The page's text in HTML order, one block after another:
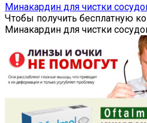
Минакардин для чистки
Чтобы получить бесплатную
Минакардин для чистки